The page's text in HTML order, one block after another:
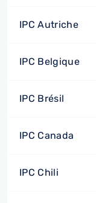
IPC Autriche
IPC Belgique
IPC Brésil
IPC Canada
IPC Chili